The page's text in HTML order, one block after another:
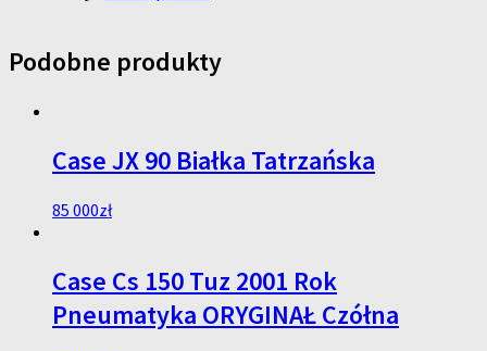
Podobne produkty
Case JX 90 Białka Tatrzańska
85 000zł
Case Cs 150 Tuz 2001 Rok
Pneumatyka ORYGINAŁ Czółna